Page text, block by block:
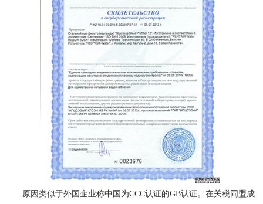
原因类似于外国企业称中国为CCC认证的GB认证。在关税同盟成